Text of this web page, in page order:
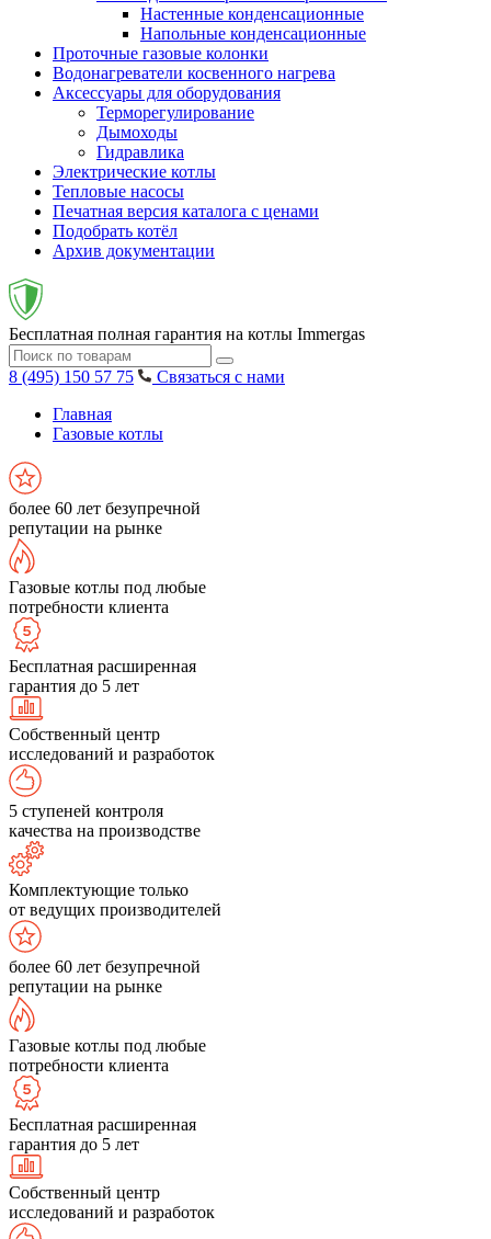
Настенные конденсационные
Напольные конденсационные
Проточные газовые колонки
Водонагреватели косвенного нагрева
Аксессуары для оборудования
Терморегулирование
Дымоходы
Гидравлика
Электрические котлы
Тепловые насосы
Печатная версия каталога с ценами
Подобрать котёл
Архив документации
Бесплатная полная гарантия на котлы Immergas
8 (495) 150 57 75
Связаться с нами
Главная
Газовые котлы
более 60 лет безупречной
репутации на рынке
Газовые котлы под любые
потребности клиента
Бесплатная расширенная
гарантия до 5 лет
Собственный центр
исследований и разработок
5 ступеней контроля
качества на производстве
Комплектующие только
от ведущих производителей
более 60 лет безупречной
репутации на рынке
Газовые котлы под любые
потребности клиента
Бесплатная расширенная
гарантия до 5 лет
Собственный центр
исследований и разработок